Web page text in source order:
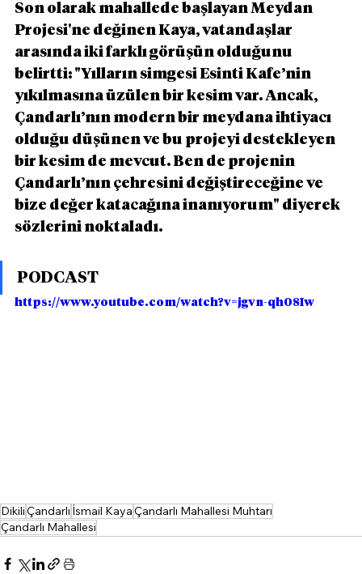
Son olarak mahallede başlayan Meydan
Projesi'ne değinen Kaya, vatandaşlar
arasında iki farklı görüşün olduğunu
belirtti: "Yılların simgesi Esinti Kafe’nin
yıkılmasına üzülen bir kesim var. Ancak,
Çandarlı’nın modern bir meydana ihtiyacı
olduğu düşünen ve bu projeyi destekleyen
bir kesim de mevcut. Ben de projenin
Çandarlı’nın çehresini değiştireceğine ve
bize değer katacağına inanıyorum" diyerek
sözlerini noktaladı.
PODCAST
https://www.youtube.com/watch?v=jgvn-qh08Iw
DikiliÇandarlı İsmail KayaÇandarlı Mahallesi Muhtarı
Çandarlı Mahallesi